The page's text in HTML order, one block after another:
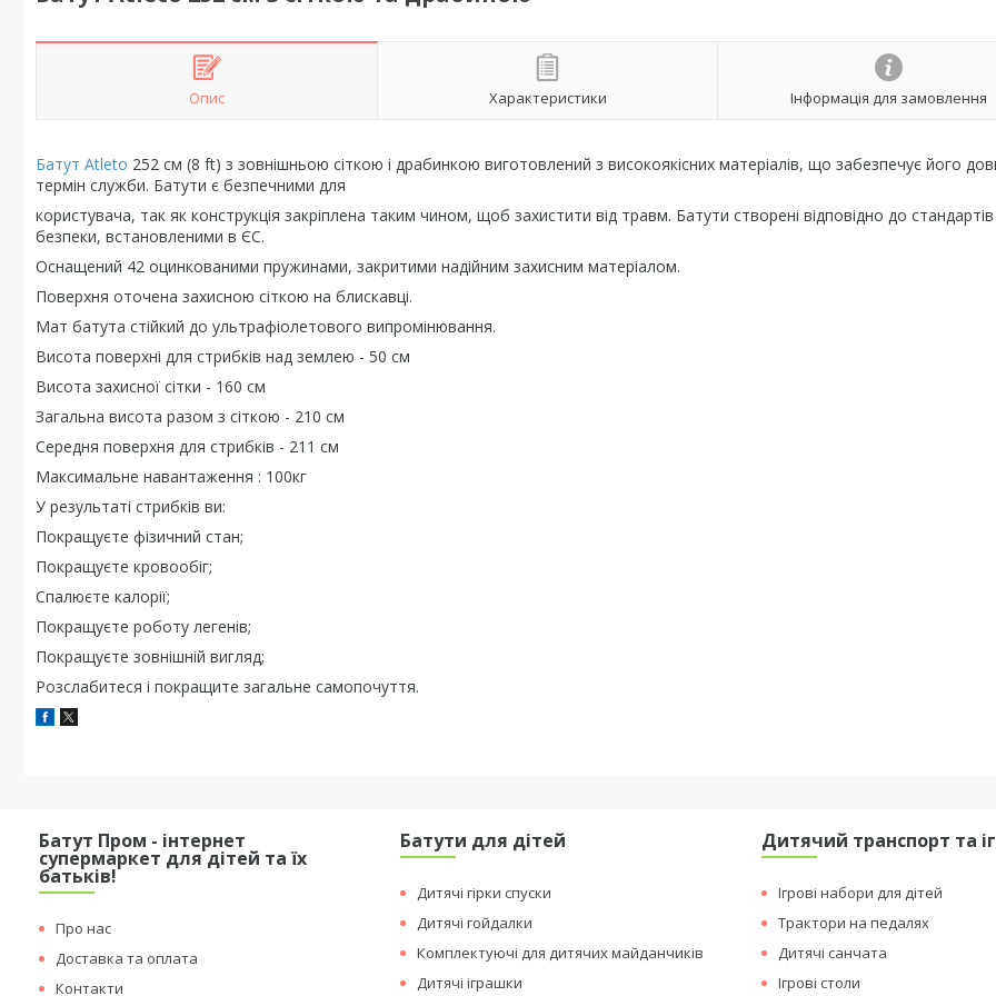
Опис Характеристики Інформація для замовлення
Батут Atleto 252 см (8 ft) з зовнішньою сіткою і драбинкою виготовлений з високоякісних матеріалів, що забезпечує його
термін служби. Батути є безпечними для
користувача, так як конструкція закріплена таким чином, щоб захистити від травм. Батути створені відповідно до стандартів
безпеки, встановленими в ЄС.
Оснащений 42 оцинкованими пружинами, закритими надійним захисним матеріалом.
Поверхня оточена захисною сіткою на блискавці.
Мат батута стійкий до ультрафіолетового випромінювання.
Висота поверхні для стрибків над землею - 50 см
Висота захисної сітки - 160 см
Загальна висота разом з сіткою - 210 см
Середня поверхня для стрибків - 211 cм
Максимальне навантаження : 100кг
У результаті стрибків ви:
Покращуєте фізичний стан;
Покращуєте кровообіг;
Спалюєте калорії;
Покращуєте роботу легенів;
Покращуєте зовнішній вигляд;
Розслабитеся і покращите загальне самопочуття.
Батут Пром - інтернет
супермаркет для дітей та їх
батьків!
Про нас
Доставка та оплата
Контакти
Батути для дітей
Дитячі гірки спуски
Дитячі гойдалки
Комплектуючі для дитячих майданчиків
Дитячі іграшки
Дитячий транспорт та
Ігрові набори для дітей
Трактори на педалях
Дитячі санчата
Ігрові столи